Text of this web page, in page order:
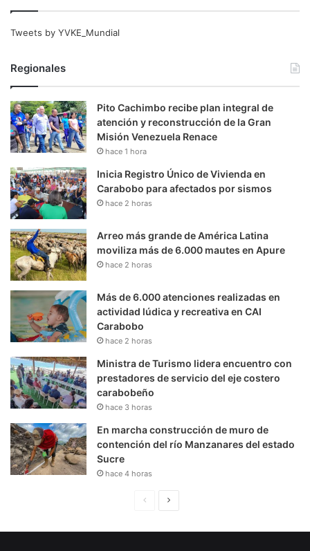
Tweets by YVKE_Mundial
Regionales
Pito Cachimbo recibe plan integral de
atención y reconstrucción de la Gran
Misión Venezuela Renace
hace 1 hora
Inicia Registro Único de Vivienda en
Carabobo para afectados por sismos
hace 2 horas
Arreo más grande de América Latina
moviliza más de 6.000 mautes en Apure
hace 2 horas
Más de 6.000 atenciones realizadas en
actividad lúdica y recreativa en CAI
Carabobo
hace 2 horas
Ministra de Turismo lidera encuentro con
prestadores de servicio del eje costero
carabobeño
hace 3 horas
En marcha construcción de muro de
contención del río Manzanares del estado
Sucre
hace 4 horas